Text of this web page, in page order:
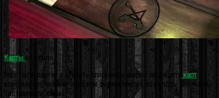
Картына столе
На старте партии в «Гвинт» оппоненты имеют по десять карт,
которые случайным образом формируются из колоды (её же вы
составляете сами).